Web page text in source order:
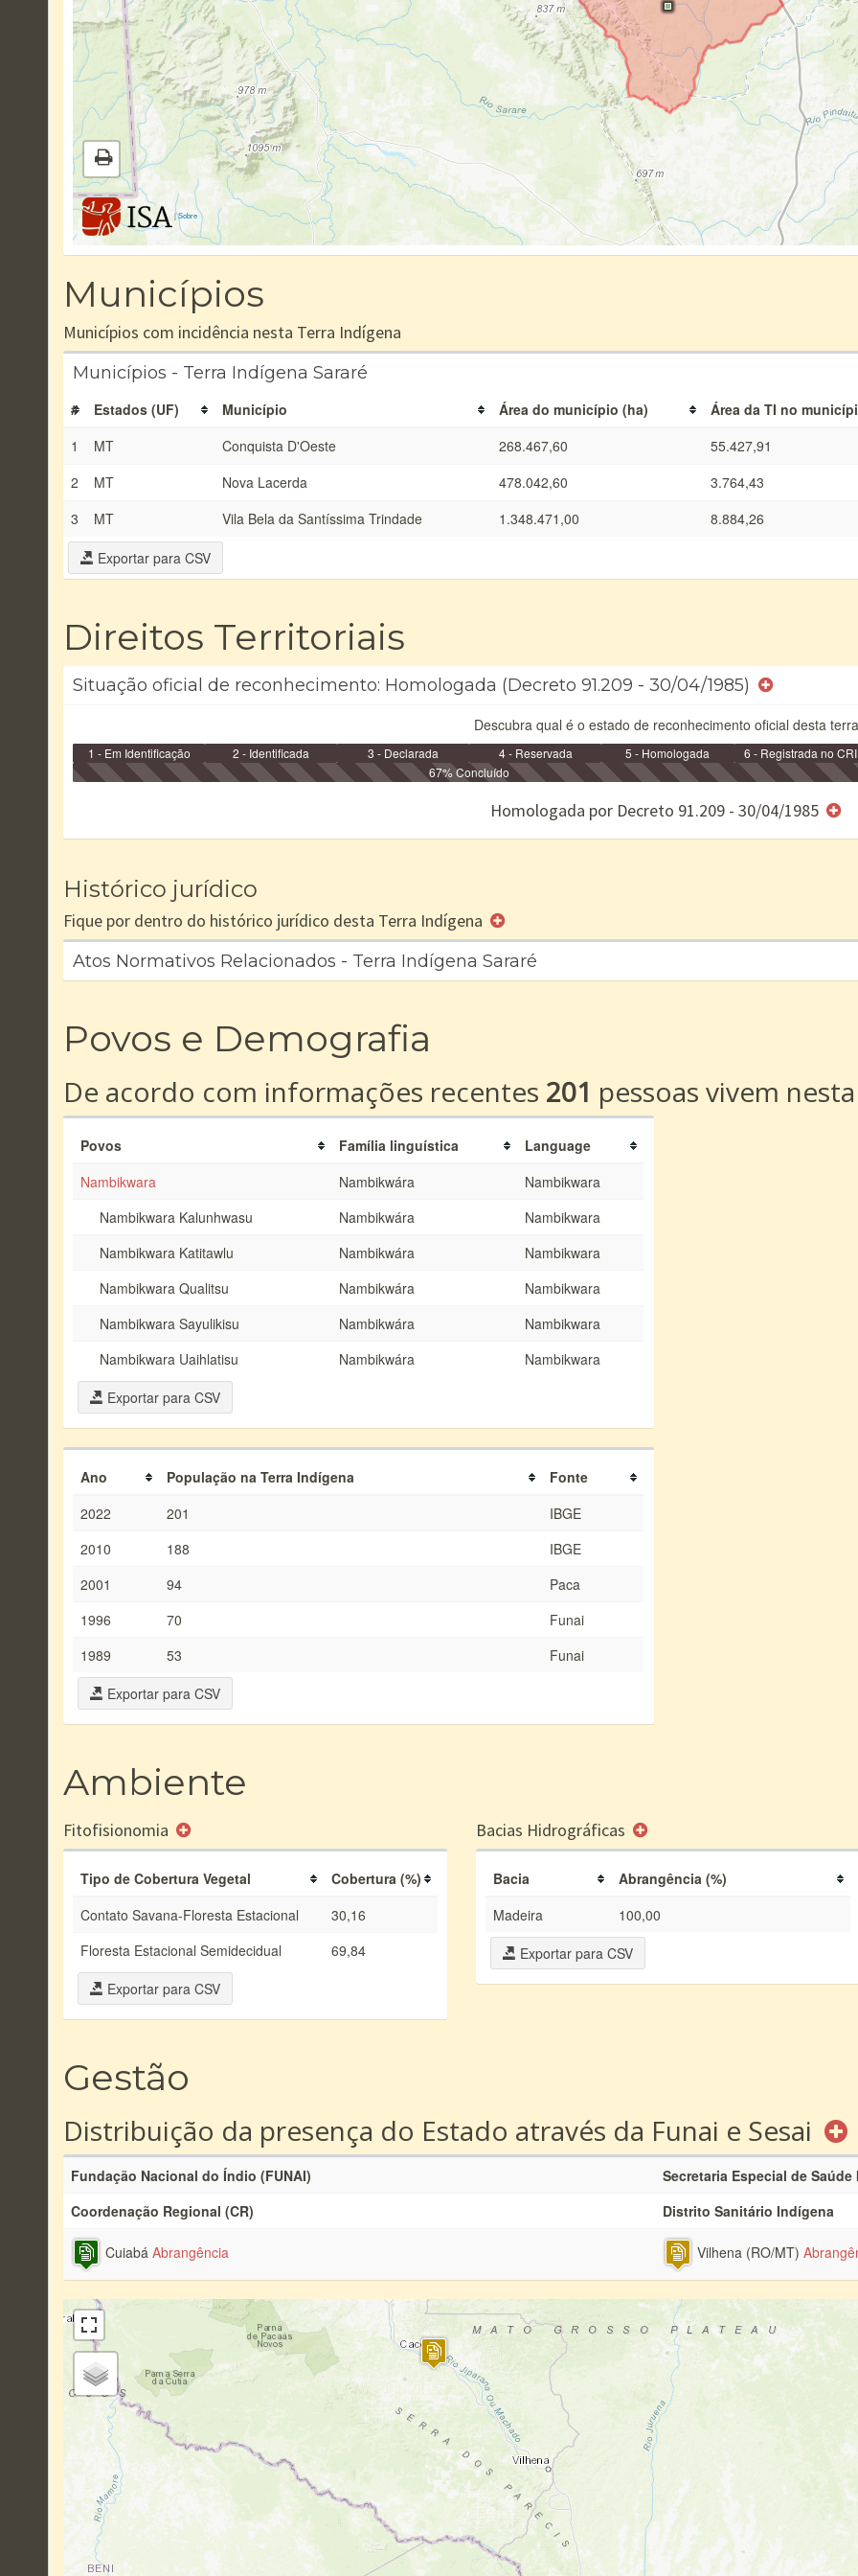
|Sobre
Municípios
Municípios com incidência nesta Terra Indígena
Municípios - Terra Indígena Sararé
# Estados (UF) Município Área do município (ha)
Área da TI no
1
MT Conquista D'Oeste 268.467,60
55.427,91
2
MT Nova Lacerda 478.042,60
3.764,43
3
MT Vila Bela da Santíssima Trindade 1.348.471,00 8.884,26
Exportar para CSV
Direitos Territoriais
Situação oficial de reconhecimento: Homologada (Decreto 91.209 - 30/04/1985)
Descubra qual é o estado de reconhecimento oficial desta
1 - Em Identificação 2 - Identificada 3 - Declarada 4 - Reservada 5 - Homologada
6 - Registrada no CRI
e/ou SPU
67% Concluído
Homologada por Decreto 91.209 - 30/04/1985
Histórico jurídico
Fique por dentro do histórico jurídico desta Terra Indígena
Atos Normativos Relacionados - Terra Indígena Sararé
Povos e Demografia
De acordo com informações recentes 201 pessoas vivem
Povos Família linguística
Language
Nambikwara
Nambikwára
Nambikwara
Nambikwara Kalunhwasu
Nambikwára
Nambikwara
Nambikwara Katitawlu
Nambikwára
Nambikwara
Nambikwara Qualitsu
Nambikwára
Nambikwara
Nambikwara Sayulikisu
Nambikwára
Nambikwara
Nambikwara Uaihlatisu
Nambikwára
Nambikwara
Exportar para CSV
Ano População na Terra Indígena
Fonte
2022
201
IBGE
2010
188
IBGE
2001
94
Paca
1996
70
Funai
1989
53
Funai
Exportar para CSV
Ambiente
Fitofisionomia
Tipo de Cobertura Vegetal
Cobertura (%)
Contato Savana-Floresta Estacional
30,16
Floresta Estacional Semidecidual
69,84
Exportar para CSV
Bacias Hidrográficas
Bacia
Abrangência (%)
Madeira
100,00
Exportar para CSV
Gestão
Distribuição da presença do Estado através da Funai e Sesai
Fundação Nacional do Índio (FUNAI)
Secretaria Especial de
Coordenação Regional (CR)
Distrito Sanitário Indígena
Cuiabá Abrangência Vilhena (RO/MT)